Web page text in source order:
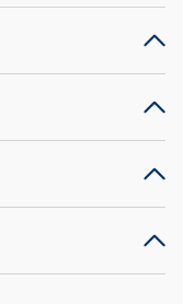
am
Bahnstraße in